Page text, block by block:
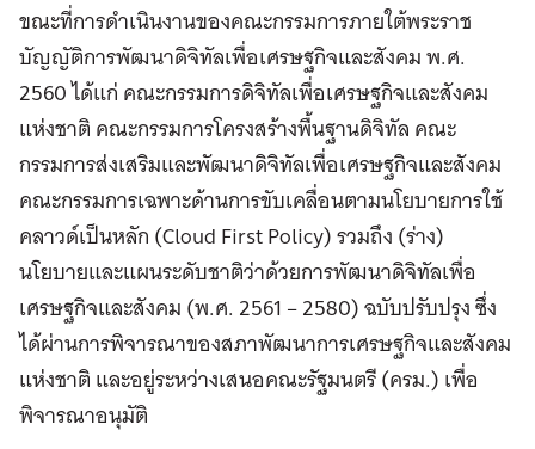
ขณะที่การดำเนินงานของคณะกรรมการภายใต้พระราช
บัญญัติการพัฒนาดิจิทัลเพื่อเศรษฐกิจและสังคม พ.ศ.
2560 ได้แก่ คณะกรรมการดิจิทัลเพื่อเศรษฐกิจและสังคม
แห่งชาติ คณะกรรมการโครงสร้างพื้นฐานดิจิทัล คณะ
กรรมการส่งเสริมและพัฒนาดิจิทัลเพื่อเศรษฐกิจและสังคม
คณะกรรมการเฉพาะด้านการขับเคลื่อนตามนโยบายการใช้
คลาวด์เป็นหลัก (Cloud First Policy) รวมถึง (ร่าง)
นโยบายและแผนระดับชาติว่าด้วยการพัฒนาดิจิทัลเพื่อ
เศรษฐกิจและสังคม (พ.ศ. 2561 – 2580) ฉบับปรับปรุง ซึ่ง
ได้ผ่านการพิจารณาของสภาพัฒนาการเศรษฐกิจและสังคม
แห่งชาติ และอยู่ระหว่างเสนอคณะรัฐมนตรี (ครม.) เพื่อ
พิจารณาอนุมัติ